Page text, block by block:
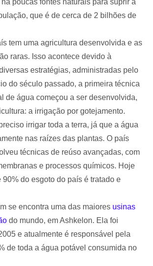
poucas fontes naturais para suprir a
que é de cerca de 2 bilhões de
tem uma agricultura desenvolvida e as
raras. Isso acontece devido à
estratégias, administradas pelo
do século passado, a primeira técnica
de água começou a ser desenvolvida,
a irrigação por gotejamento.
irrigar toda a terra, já que a água
nas raízes das plantas. O país
técnicas de reúso avançadas, com
e processos químicos. Hoje
90% do esgoto do país é tratado e
se encontra uma das maiores usinas
do mundo, em Ashkelon. Ela foi
e atualmente é responsável pela
de toda a água potável consumida no